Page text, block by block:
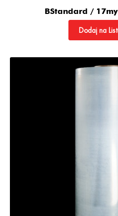
BStandard /
Dodaj na